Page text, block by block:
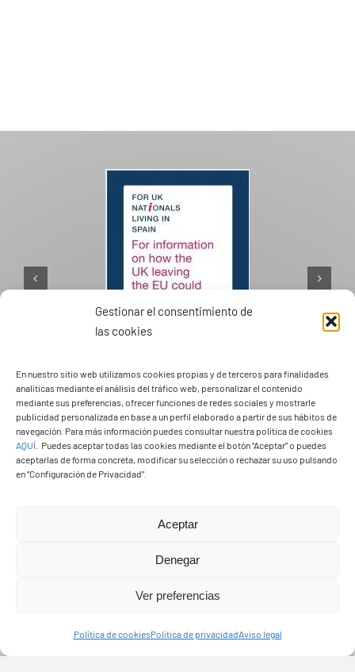
Gestionar el consentimiento de
las cookies
En nuestro sitio web utilizamos cookies propias y de terceros para finalidades
analíticas mediante el análisis del tráfico web, personalizar el contenido
mediante sus preferencias, ofrecer funciones de redes sociales y mostrarle
publicidad personalizada en base a un perfil elaborado a partir de sus hábitos de
navegación. Para más información puedes consultar nuestra política de cookies
AQUÍ
Puedes aceptar todas las cookies mediante el botón “Aceptar” o puedes
aceptarlas de forma concreta, modificar su selección o rechazar su uso pulsando
en “Configuración de Privacidad”.
Aceptar
Denegar
Ver preferencias
Política de cookiesPolítica de privacidadAviso legal
PASEOS EN CAMELLO